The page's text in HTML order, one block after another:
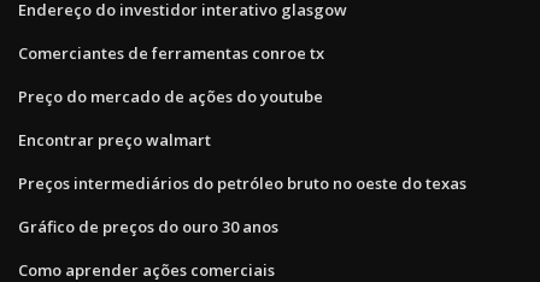
Endereço do investidor interativo glasgow
Comerciantes de ferramentas conroe tx
Preço do mercado de ações do youtube
Encontrar preço walmart
Preços intermediários do petróleo bruto no oeste do texas
Gráfico de preços do ouro 30 anos
Como aprender ações comerciais